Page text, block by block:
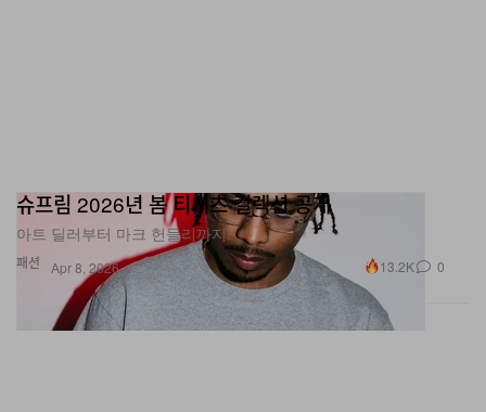
패션
슈프림 2026년 봄 티셔츠 컬렉션 공개
아트 딜러부터 마크 헌들리까지.
Apr 8, 2026 13.2K 0